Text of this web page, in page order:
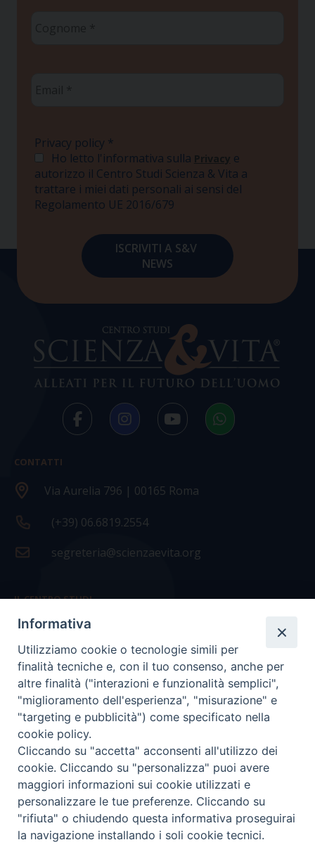
Privacy policy *
Ho letto l'informativa sulla Privacy e
autorizzo il Centro Studi Scienza & Vita a
trattare i miei dati personali ai sensi del
Regolamento UE 2016/679
CONTATTI
Via Aurelia 796 | 00165 Roma
(+39) 06.6819.2554
segreteria@scienzaevita.org
IL CENTRO STUDI
La nostra storia
Statuto
Presidenza e ufficio presidenza
Consiglio scientifico
Coordinamento nazionale
COPYRIGHT Scienza & Vita - C.F96600690588- Tutti i
diritti -Privacy- Credits
Informativa
Utilizziamo cookie o tecnologie simili per
finalità tecniche e, con il tuo consenso, anche per
altre finalità ("interazioni e funzionalità semplici",
"miglioramento dell'esperienza", "misurazione" e
"targeting e pubblicità") come specificato nella
cookie policy.
Cliccando su "accetta" acconsenti all'utilizzo dei
cookie. Cliccando su "personalizza" puoi avere
maggiori informazioni sui cookie utilizzati e
personalizzare le tue preferenze. Cliccando su
"rifiuta" o chiudendo questa informativa proseguirai
la navigazione installando i soli cookie tecnici.